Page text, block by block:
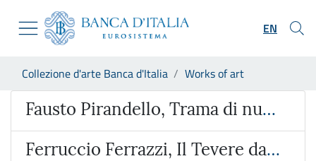
Skip to Main Content
Go to the institutional website
Go to the navigation menu
Go to search
Go to the footer
EN
Collezione d'arte Banca d'Italia Works of art
Work of art
Fausto Pirandello, Trama di nudo
Ferruccio Ferrazzi, Il Tevere da via Ripetta